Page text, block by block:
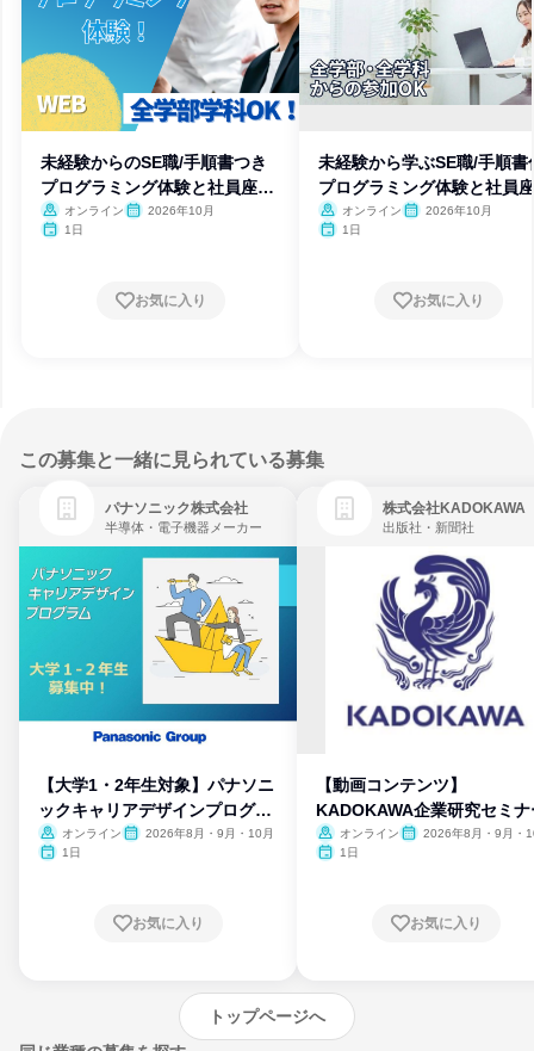
未経験からのSE職/手順書つき
プログラミング体験と社員座談
会
オンライン
2026年10月
1日
お気に入り
未経験から学ぶSE職/手順書
プログラミング体験と社員
会
オンライン
2026年10月
1日
お気に入り
この募集と一緒に見られている募集
パナソニック株式会社
半導体・電子機器メーカー
【大学1・2年生対象】パナソニ
ックキャリアデザインプログラ
ム
オンライン
2026年8月・9月・10月
1日
お気に入り
株式会社KADOKAWA
出版社・新聞社
【動画コンテンツ】
KADOKAWA企業研究セミナ
オンライン
2026年8月・9月・
1日
お気に入り
トップページへ